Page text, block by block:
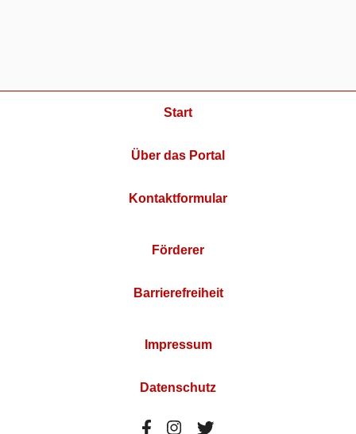
Start
Über das Portal
Kontaktformular
Förderer
Barrierefreiheit
Impressum
Datenschutz